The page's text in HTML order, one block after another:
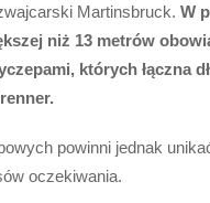
Martinsbruck. W
niż 13 metrów
których łączna
powinni jednak
oczekiwania.